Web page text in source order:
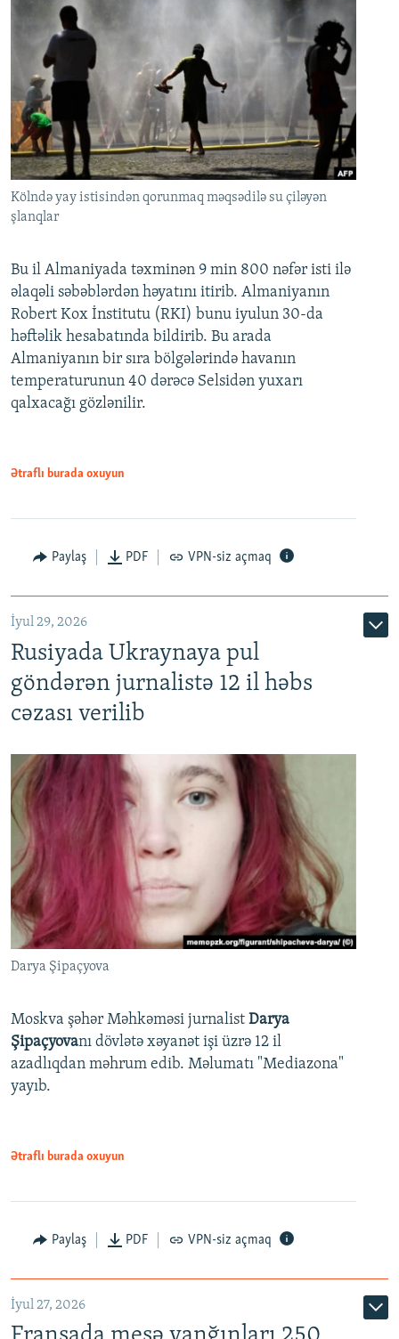
Kölndə yay istisindən qorunmaq məqsədilə su çiləyən
şlanqlar
Bu il Almaniyada təxminən 9 min 800 nəfər isti ilə
əlaqəli səbəblərdən həyatını itirib. Almaniyanın
Robert Kox İnstitutu (RKI) bunu iyulun 30-da
həftəlik hesabatında bildirib. Bu arada
Almaniyanın bir sıra bölgələrində havanın
temperaturunun 40 dərəcə Selsidən yuxarı
qalxacağı gözlənilir.
Ətraflı burada oxuyun
Paylaş PDF VPN-siz açmaq
İyul 29, 2026
Rusiyada Ukraynaya pul
göndərən jurnalistə 12 il həbs
cəzası verilib
Darya Şipaçyova
Moskva şəhər Məhkəməsi jurnalist Darya
Şipaçyovanı dövlətə xəyanət işi üzrə 12 il
azadlıqdan məhrum edib. Məlumatı "Mediazona"
yayıb.
Ətraflı burada oxuyun
Paylaş PDF VPN-siz açmaq
İyul 27, 2026